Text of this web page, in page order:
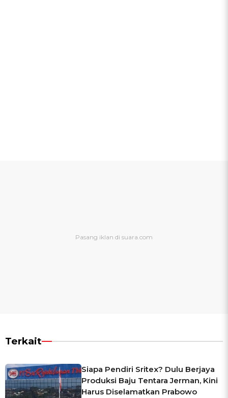
Terkait
Siapa Pendiri Sritex? Dulu Berjaya
Produksi Baju Tentara Jerman, Kini
Harus Diselamatkan Prabowo